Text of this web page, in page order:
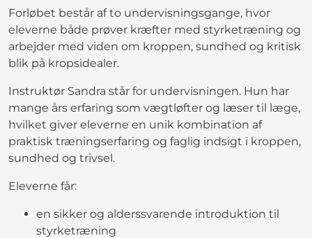
Forløbet består af to undervisningsgange, hvor
eleverne både prøver kræfter med styrketræning og
arbejder med viden om kroppen, sundhed og kritisk
blik på kropsidealer.
Instruktør Sandra står for undervisningen. Hun har
mange års erfaring som vægtløfter og læser til læge,
hvilket giver eleverne en unik kombination af
praktisk træningserfaring og faglig indsigt i kroppen,
sundhed og trivsel.
Eleverne får:
en sikker og alderssvarende introduktion til
styrketræning